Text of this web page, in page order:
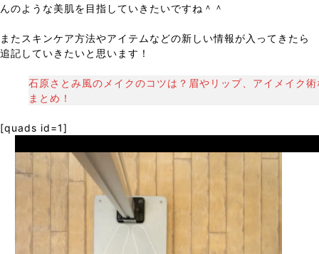
んのような美肌を目指していきたいですね＾＾
またスキンケア方法やアイテムなどの新しい情報が入ってきたら
追記していきたいと思います！
石原さとみ風のメイクのコツは？眉やリップ、アイメイク
まとめ！
[quads id=1]